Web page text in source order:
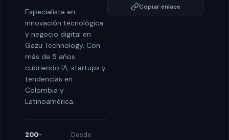
Especialista en
innovación tecnológica
y negocio digital en
Gazu Technology. Con
más de 5 años
cubriendo IA, startups y
tendencias en
Colombia y
Latinoamérica.
200+
Desde
Copiar enlace